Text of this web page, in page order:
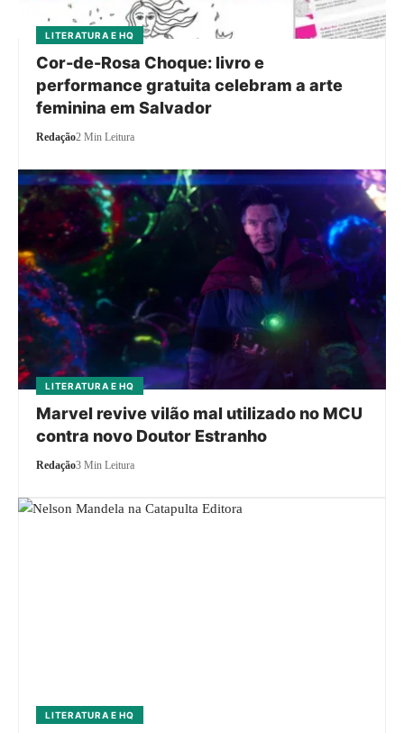
LITERATURA E HQ
Cor-de-Rosa Choque: livro e
performance gratuita celebram a arte
feminina em Salvador
Redação2 Min Leitura
LITERATURA E HQ
Marvel revive vilão mal utilizado no MCU
contra novo Doutor Estranho
Redação3 Min Leitura
LITERATURA E HQ